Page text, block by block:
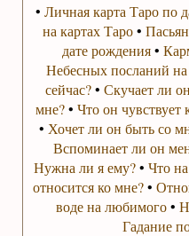
• Личная карта Таро по
на картах Таро•
дате рождения•
Небесных посланий
сейчас?•Скучает ли
мне?• Что он чувствует
• Хочет ли он быть со
Вспоминает ли он
Нужна ли я ему?• Что
относится ко мне?•
воде на любимого•
Гадание